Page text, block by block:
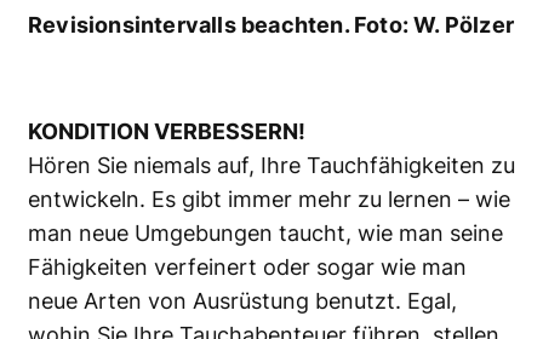
Revisionsintervalls beachten. Foto: W. Pölzer
KONDITION VERBESSERN!
Hören Sie niemals auf, Ihre Tauchfähigkeiten zu
entwickeln. Es gibt immer mehr zu lernen – wie
man neue Umgebungen taucht, wie man seine
Fähigkeiten verfeinert oder sogar wie man
neue Arten von Ausrüstung benutzt. Egal,